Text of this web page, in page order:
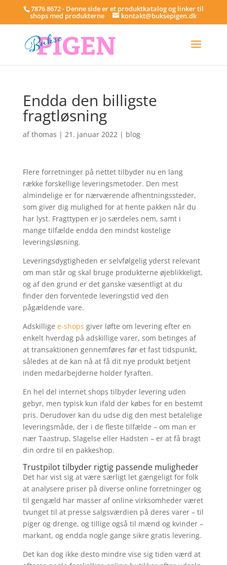
7876 8672 - Denne side er et produktkatalog og linker til
shops med produkterne kontakt@buksepigen.dk
Endda den billigste
fragtløsning
afthomas | 21. januar 2022| blog
Flere forretninger på nettet tilbyder nu en lang
række forskellige leveringsmetoder. Den mest
almindelige er for nærværende afhentningssteder,
som giver dig mulighed for at hente pakken når du
har lyst. Fragttypen er jo særdeles nem, samt i
mange tilfælde endda den mindst kostelige
leveringsløsning.
Leveringsdygtigheden er selvfølgelig yderst relevant
om man står og skal bruge produkterne øjeblikkeligt,
og af den grund er det ganske væsentligt at du
finder den forventede leveringstid ved den
pågældende vare.
Adskillige e-shops giver løfte om levering efter en
enkelt hverdag på adskillige varer, som betinges af
at transaktionen gennemføres før et fast tidspunkt,
således at de kan nå at få dit nye produkt betjent
inden medarbejderne holder fyraften.
En hel del internet shops tilbyder levering uden
gebyr, men typisk kun ifald der købes for en bestemt
pris. Derudover kan du udse dig den mest betalelige
leveringsmåde, der i de fleste tilfælde – om man er
nær Taastrup, Slagelse eller Hadsten – er at få bragt
din ordre til en pakkeshop.
Trustpilot tilbyder rigtig passende muligheder
Det har vist sig at være særligt let gængeligt for folk
at analysere priser på diverse online forretninger og
til gengæld har masser af online virksomheder været
tvunget til at presse salgsværdien på deres varer – til
piger og drenge, og tillige også til mænd og kvinder –
markant, og endda nogle gange sikre gratis levering.
Det kan dog ikke desto mindre vise sig tiden værd at